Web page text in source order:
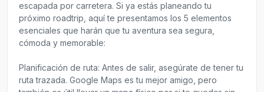
escapada por carretera. Si ya estás planeando tu
próximo roadtrip, aquí te presentamos los 5 elementos
esenciales que harán que tu aventura sea segura,
cómoda y memorable:
Planificación de ruta: Antes de salir, asegúrate de tener tu
ruta trazada. Google Maps es tu mejor amigo, pero